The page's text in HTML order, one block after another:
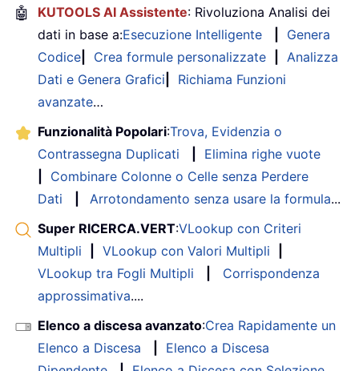
🤖 KUTOOLS AI Assistente: Rivoluziona Analisi dei
dati in base a:Esecuzione Intelligente
Genera
Codice
Crea formule personalizzate
Analizza
Dati e Genera Grafici
Richiama Funzioni
avanzate…
Funzionalità Popolari:Trova, Evidenzia o
Contrassegna Duplicati
Elimina righe vuote
Combinare Colonne o Celle senza Perdere
Dati
Arrotondamento senza usare la formula...
Super RICERCA.VERT:VLookup con Criteri
Multipli
VLookup con Valori Multipli
VLookup tra Fogli Multipli
Corrispondenza
approssimativa....
Elenco a discesa avanzato:Crea Rapidamente un
Elenco a Discesa
Elenco a Discesa